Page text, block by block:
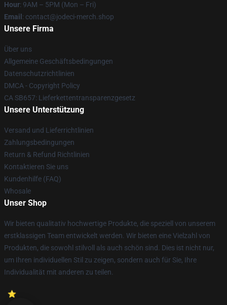
Hour: 9AM – 5PM (Mon – Fri)
Email : contact@jodeci-merch.shop
Unsere Firma
Über uns
Allgemeine Geschäftsbedingungen
Datenschutzrichtlinien
DMCA - Copyright Policy
CA SB657: Lieferkettentransparenzgesetz
Unsere Unterstützung
Versand und Lieferrichtlinien
Zahlungsbedingungen
Return & Refund Richtlinien
Kontaktieren Sie uns
Kundenhilfe (FAQ)
Whosale
Unser Shop
Wir bieten qualitativ hochwertige Produkte, die speziell von unserem
erstklassigen Team entwickelt werden. Wir bieten eine Vielzahl von
Produkten, die sowohl stilvoll als auch schön sind. Dies ist nicht nur,
um Ihren individuellen Stil zu zeigen, sondern auch für Sie, Ihre
Individualität mit anderen zu teilen.